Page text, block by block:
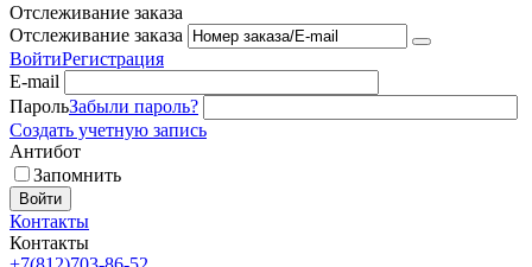
Отслеживание заказа
Отслеживание заказа
ВойтиРегистрация
E-mail
ПарольЗабыли пароль?
Создать учетную запись
Антибот
Запомнить
Войти
Контакты
Контакты